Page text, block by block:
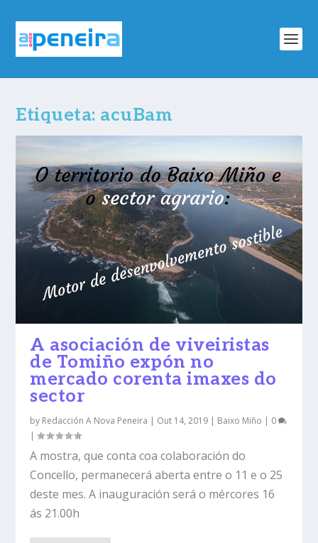
Etiqueta: acuBam
A asociación de viveiristas
de Tomiño expón no
mercado corenta imaxes do
sector
by Redacción A Nova Peneira | Out 14, 2019 | Baixo Miño | 0
|
A mostra, que conta coa colaboración do
Concello, permanecerá aberta entre o 11 e o 25
deste mes. A inauguración será o mércores 16
ás 21.00h